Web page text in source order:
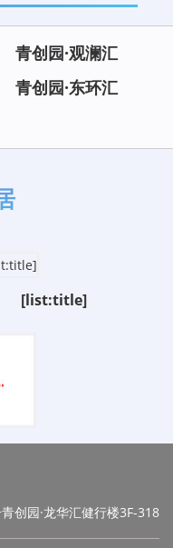
青创园·观澜汇
青创园·东环汇
[list:title]
创园·龙华汇健行楼3F-318